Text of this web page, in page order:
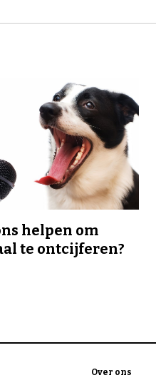
helpen om
te ontcijferen?
Over ons